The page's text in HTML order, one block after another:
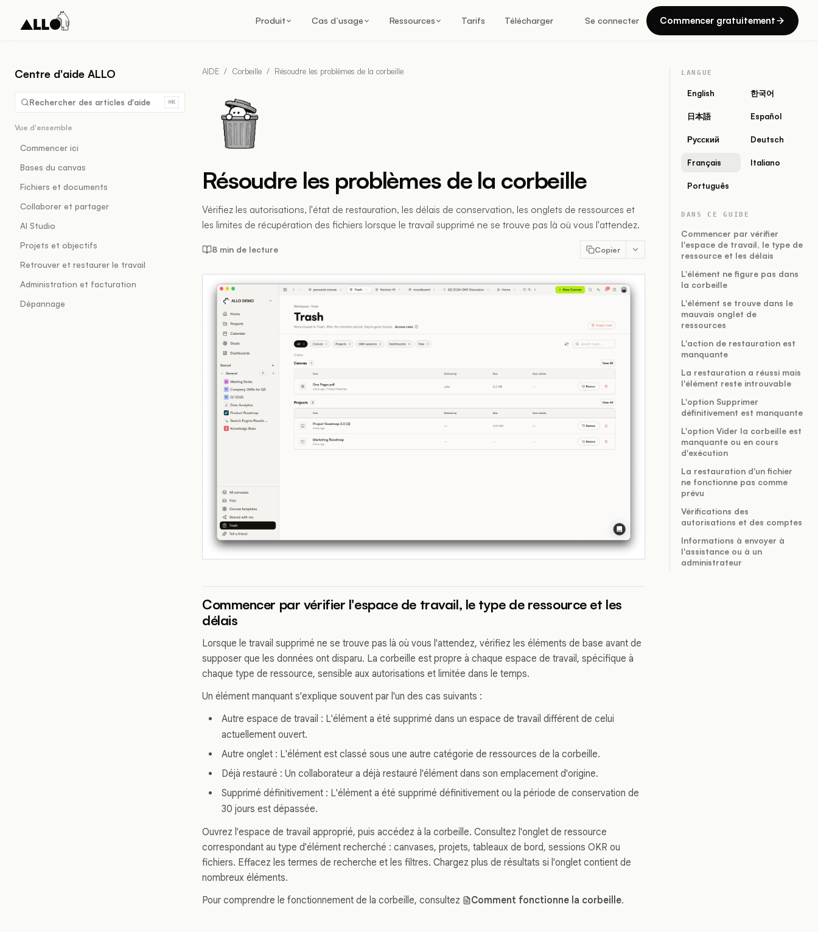
Produit Cas d’usage Ressources Tarifs Télécharger Se connecter Commencer gratuitement
Centre d'aide ALLO
Rechercher des articles d'aide ⌘K
Vue d'ensemble
Commencer ici
Bases du canvas
Fichiers et documents
Collaborer et partager
AI Studio
Projets et objectifs
Retrouver et restaurer le travail
Administration et facturation
Dépannage
AIDE / Corbeille / Résoudre les problèmes de la corbeille
Résoudre les problèmes de la corbeille
Vérifiez les autorisations, l'état de restauration, les délais de conservation, les onglets de ressources et
les limites de récupération des fichiers lorsque le travail supprimé ne se trouve pas là où vous l'attendez.
8 min de lecture Copier
Commencer par vérifier l'espace de travail, le type de ressource et les
délais
Lorsque le travail supprimé ne se trouve pas là où vous l'attendez, vérifiez les éléments de base avant de
supposer que les données ont disparu. La corbeille est propre à chaque espace de travail, spécifique à
chaque type de ressource, sensible aux autorisations et limitée dans le temps.
Un élément manquant s'explique souvent par l'un des cas suivants :
Autre espace de travail : L'élément a été supprimé dans un espace de travail différent de celui
actuellement ouvert.
Autre onglet : L'élément est classé sous une autre catégorie de ressources de la corbeille.
Déjà restauré : Un collaborateur a déjà restauré l'élément dans son emplacement d'origine.
Supprimé définitivement : L'élément a été supprimé définitivement ou la période de conservation de
30 jours est dépassée.
Ouvrez l'espace de travail approprié, puis accédez à la corbeille. Consultez l'onglet de ressource
correspondant au type d'élément recherché : canvases, projets, tableaux de bord, sessions OKR ou
fichiers. Effacez les termes de recherche et les filtres. Chargez plus de résultats si l'onglet contient de
nombreux éléments.
Pour comprendre le fonctionnement de la corbeille, consultez
Comment fonctionne la corbeille.
LANGUE
English 한국어
日本語 Español
Русский Deutsch
Français Italiano
Português
DANS CE GUIDE
Commencer par vérifier
l'espace de travail, le type de
ressource et les délais
L'élément ne figure pas dans
la corbeille
L'élément se trouve dans le
mauvais onglet de
ressources
L'action de restauration est
manquante
La restauration a réussi mais
l'élément reste introuvable
L'option Supprimer
définitivement est manquante
L'option Vider la corbeille est
manquante ou en cours
d'exécution
La restauration d'un fichier
ne fonctionne pas comme
prévu
Vérifications des
autorisations et des comptes
Informations à envoyer à
l'assistance ou à un
administrateur